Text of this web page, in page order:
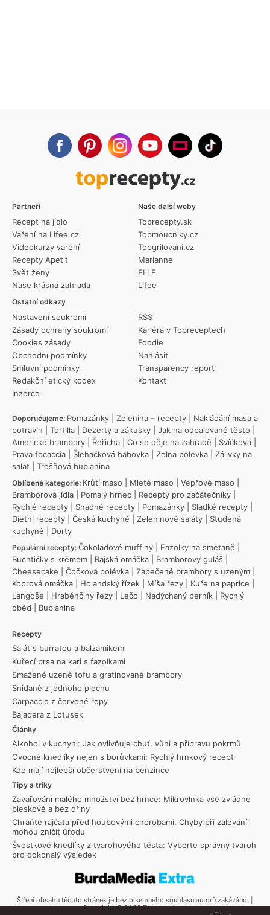
Partneři
Recept na jídlo
Vaření na Lifee.cz
Videokurzy vaření
Recepty Apetit
Svět ženy
Naše krásná zahrada
Ostatní odkazy
Nastavení soukromí
Zásady ochrany soukromí
Cookies zásady
Obchodní podmínky
Smluvní podmínky
Redakční etický kodex
Inzerce
RSS
Kariéra v Topreceptech
Foodie
Nahlásit
Transparency report
Kontakt
Naše další weby
Toprecepty.sk
Topmoucniky.cz
Topgrilovani.cz
Marianne
ELLE
Lifee
Doporučujeme: Pomazánky Zelenina – recepty
Nakládání masa a
potravin
Tortilla Dezerty a zákusky Jak na odpalované těsto
Americké brambory
Řeřicha Co se děje na zahradě Svíčková
Pravá focaccia
Šlehačková bábovka Zelná polévka
Zálivky na
salát
Třešňová bublanina
Oblíbené kategorie: Krůtí maso Mleté maso Vepřové maso
Bramborová jídla
Pomalý hrnec Recepty pro začátečníky
Rychlé recepty
Snadné recepty Pomazánky Sladké recepty
Dietní recepty
Česká kuchyně Zeleninové saláty
Studená
kuchyně
Dorty
Populární recepty: Čokoládové muffiny Fazolky na smetaně
Buchtičky s krémem
Rajská omáčka Bramborový guláš
Cheesecake
Čočková polévka Zapečené brambory s uzeným
Koprová omáčka
Holandský řízek Míša řezy Kuře na paprice
Langoše
Hraběnčiny řezy Lečo Nadýchaný perník
Rychlý
oběd
Bublanina
Recepty
Salát s burratou a balzamikem
Kuřecí prsa na kari s fazolkami
Smažené uzené tofu a gratinované brambory
Snídaně z jednoho plechu
Carpaccio z červené řepy
Bajadera z Lotusek
Články
Alkohol v kuchyni: Jak ovlivňuje chuť, vůni a přípravu pokrmů
Ovocné knedlíky nejen s borůvkami: Rychlý hrnkový recept
Kde mají nejlepší občerstvení na benzince
Tipy a triky
Zavařování malého množství bez hrnce: Mikrovlnka vše zvládne
bleskově a bez dřiny
Chraňte rajčata před houbovými chorobami. Chyby při zalévání
mohou zničit úrodu
Švestkové knedlíky z tvarohového těsta: Vyberte správný tvaroh
pro dokonalý výsledek
Šíření obsahu těchto stránek je bez písemného souhlasu autorů zakázáno. |
Copyright © 2026 Toprecepty.cz